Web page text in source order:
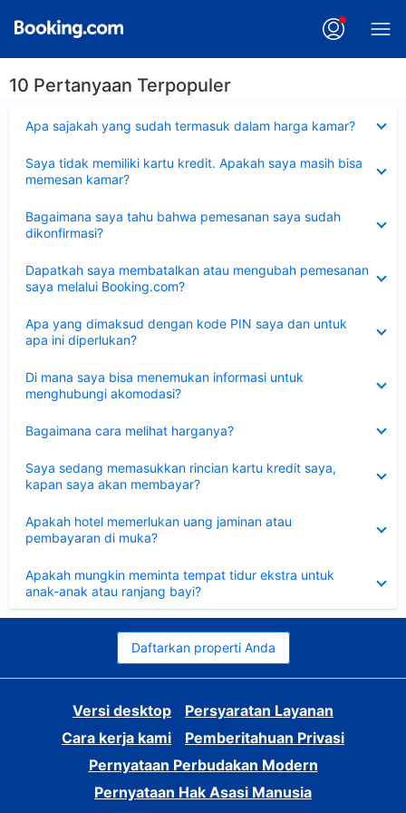
10 Pertanyaan Terpopuler
Apa sajakah yang sudah termasuk dalam harga kamar?
Saya tidak memiliki kartu kredit. Apakah saya masih bisa
memesan kamar?
Bagaimana saya tahu bahwa pemesanan saya sudah
dikonfirmasi?
Dapatkah saya membatalkan atau mengubah pemesanan
saya melalui Booking.com?
Apa yang dimaksud dengan kode PIN saya dan untuk
apa ini diperlukan?
Di mana saya bisa menemukan informasi untuk
menghubungi akomodasi?
Bagaimana cara melihat harganya?
Saya sedang memasukkan rincian kartu kredit saya,
kapan saya akan membayar?
Apakah hotel memerlukan uang jaminan atau
pembayaran di muka?
Apakah mungkin meminta tempat tidur ekstra untuk
anak-anak atau ranjang bayi?
Daftarkan properti Anda
Versi desktop
Persyaratan Layanan
Cara kerja kami
Pemberitahuan Privasi
Pernyataan Perbudakan Modern
Pernyataan Hak Asasi Manusia